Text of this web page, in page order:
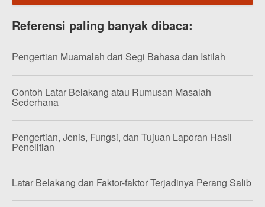
Referensi paling banyak dibaca:
Pengertian Muamalah dari Segi Bahasa dan Istilah
Contoh Latar Belakang atau Rumusan Masalah
Sederhana
Pengertian, Jenis, Fungsi, dan Tujuan Laporan Hasil
Penelitian
Latar Belakang dan Faktor-faktor Terjadinya Perang Salib